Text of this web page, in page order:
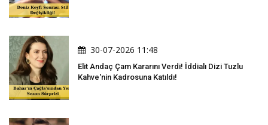
30-07-2026 11:48
Elit Andaç Çam Kararını Verdi! İddialı Dizi Tuzlu
Kahve'nin Kadrosuna Katıldı!